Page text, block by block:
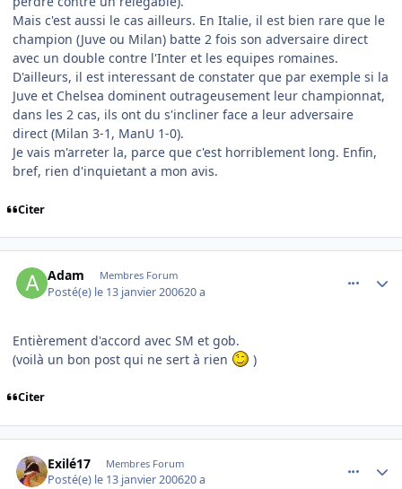
Mais c'est aussi le cas ailleurs. En Italie, il est bien rare que le
champion (Juve ou Milan) batte 2 fois son adversaire direct
avec un double contre l'Inter et les equipes romaines.
D'ailleurs, il est interessant de constater que par exemple si la
Juve et Chelsea dominent outrageusement leur championnat,
dans les 2 cas, ils ont du s'incliner face a leur adversaire
direct (Milan 3-1, ManU 1-0).
Je vais m'arreter la, parce que c'est horriblement long. Enfin,
bref, rien d'inquietant a mon avis.
Citer
Adam Membres Forum
Posté(e) le 13 janvier 200620 a
Entièrement d'accord avec SM et gob.
(voilà un bon post qui ne sert à rien
)
Citer
Exilé17 Membres Forum
Posté(e) le 13 janvier 200620 a